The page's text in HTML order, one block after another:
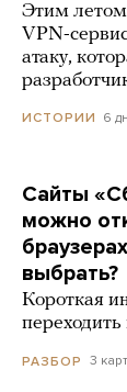
Этим
VPN-
атаку,
ИСТОРИИ 6
Сайты
можно
выбрать?
Короткая
РАЗБОР 3